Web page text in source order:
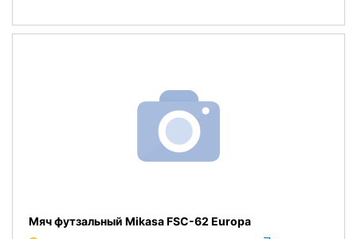
Мяч футзальный Adidas Tiro League Sala IMS
Мяч футзальный Mikasa FSC-62 Europa